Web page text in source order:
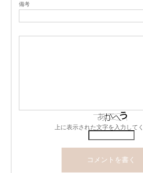
備考
上に表示された文字を入力して